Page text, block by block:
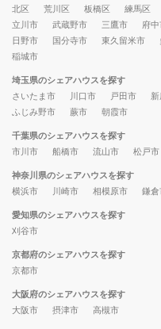
北区
荒川区 板橋区 練馬区
立川市
武蔵野市 三鷹市 府
日野市
国分寺市 東久留米市
稲城市
埼玉県のシェアハウスを探す
さいたま市
川口市 戸田市
ふじみ野市
蕨市 朝霞市
千葉県のシェアハウスを探す
市川市
船橋市 流山市 松戸市
神奈川県のシェアハウスを探す
横浜市
川崎市 相模原市 鎌
愛知県のシェアハウスを探す
刈谷市
京都府のシェアハウスを探す
京都市
大阪府のシェアハウスを探す
大阪市
摂津市 高槻市